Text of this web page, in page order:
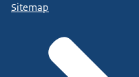
Sitemap